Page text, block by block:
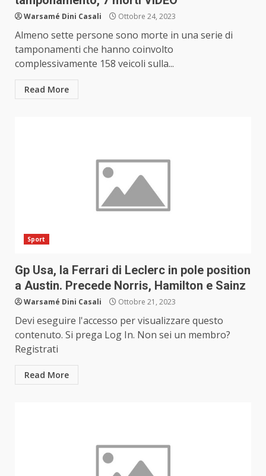
Warsamé Dini Casali Ottobre 24, 2023
Almeno sette persone sono morte in una serie di
tamponamenti che hanno coinvolto
complessivamente 158 veicoli sulla...
Read More
Sport
Gp Usa, la Ferrari di Leclerc in pole position
a Austin. Precede Norris, Hamilton e Sainz
Warsamé Dini Casali Ottobre 21, 2023
Devi eseguire l'accesso per visualizzare questo
contenuto. Si prega Log In. Non sei un membro?
Registrati
Read More